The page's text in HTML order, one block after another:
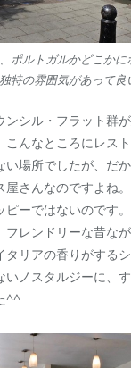
ポルトガルかどこか
特の雰囲気があって良
ンシル・フラット群
こんなところにレス
い場所でしたが、だ
屋さんなのですよね
ピーではないのです
フレンドリーな昔な
タリアの香りがする
いノスタルジーに、
^^